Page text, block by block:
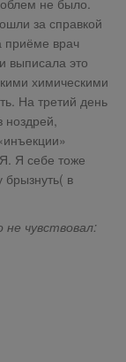
за справкой
приёме врач
выписала это
химическими
На третий день
ноздрей,
Я себе тоже
брызнуть( в
чувствовал: